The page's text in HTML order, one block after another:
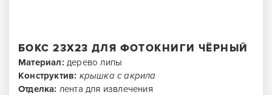
БОКС 23Х23 ДЛЯ ФОТОКНИГИ ЧЁРНЫЙ
Материал: дерево липы
Конструктив: крышка с акрила
Отделка: лента для извлечения